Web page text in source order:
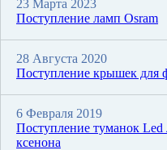
23 Марта 2023
Поступление ламп Osram
28 Августа 2020
Поступление крышек для
6 Февраля 2019
Поступление туманок
ксенона